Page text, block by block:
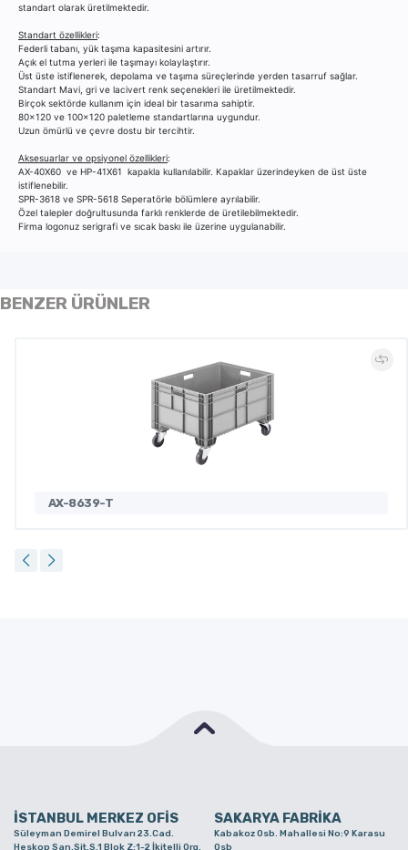
standart olarak üretilmektedir.
Standart özellikleri:
Federli tabanı, yük taşıma kapasitesini artırır.
Açık el tutma yerleri ile taşımayı kolaylaştırır.
Üst üste istiflenerek, depolama ve taşıma süreçlerinde yerden tasarruf sağlar.
Standart Mavi, gri ve lacivert renk seçenekleri ile üretilmektedir.
Birçok sektörde kullanım için ideal bir tasarıma sahiptir.
80x120 ve 100x120 paletleme standartlarına uygundur.
Uzun ömürlü ve çevre dostu bir tercihtir.
Aksesuarlar ve opsiyonel özellikleri:
AX-40X60 ve HP-41X61 kapakla kullanılabilir. Kapaklar üzerindeyken de üst üste
istiflenebilir.
SPR-3618 ve SPR-5618 Seperatörle bölümlere ayrılabilir.
Özel talepler doğrultusunda farklı renklerde de üretilebilmektedir.
Firma logonuz serigrafi ve sıcak baskı ile üzerine uygulanabilir.
BENZER ÜRÜNLER
AX-8639-T
İSTANBUL MERKEZ OFİS SAKARYA FABRİKA
Süleyman Demirel Bulvarı 23.Cad.
Heskop San.Sit.S.1 Blok Z:1-2 İkitelli Org.
Kabakoz Osb. Mahallesi No:9 Karasu
Osb